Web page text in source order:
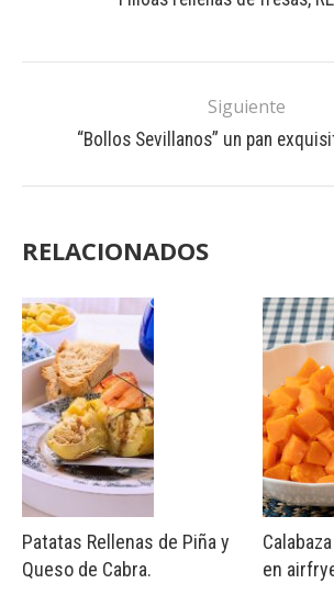
Siguiente
“Bollos Sevillanos” un pan
RELACIONADOS
Patatas Rellenas de Piña y
Queso de Cabra.
en